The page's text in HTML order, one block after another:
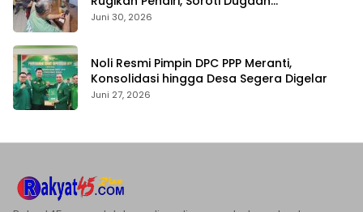
Pengambilalihan Aset
Juni 30, 2026
Noli Resmi Pimpin DPC PPP Meranti,
Konsolidasi hingga Desa Segera Digelar
Juni 27, 2026